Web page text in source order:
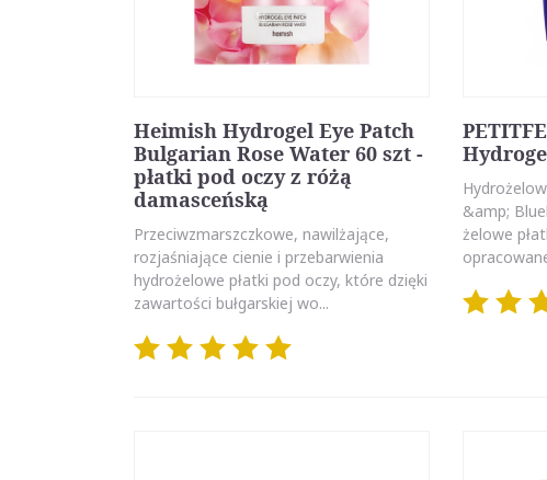
Heimish Hydrogel Eye Patch
Bulgarian Rose Water 60 szt -
płatki pod oczy z różą
damasceńską
Przeciwzmarszczkowe, nawilżające,
rozjaśniające cienie i przebarwienia
hydrożelowe płatki pod oczy, które dzięki
zawartości bułgarskiej wo...
&amp;
żelowe